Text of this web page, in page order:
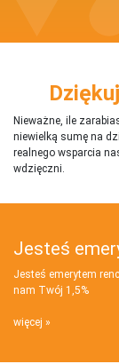
Nieważne, ile
niewielką sumę na
realnego wsparcia
wdzięczni.
Jesteś
Jesteś emerytem
nam Twój 1,5%
więcej